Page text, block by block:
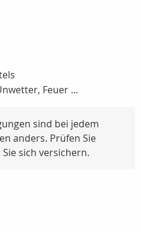
Feuer ...
sind bei jedem
anders. Prüfen Sie
sich versichern.